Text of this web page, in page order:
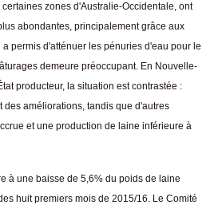
zones d'Australie-Occidentale, ont
abondantes, principalement grâce aux
permis d'atténuer les pénuries d'eau pour le
demeure préoccupant. En Nouvelle-
producteur, la situation est contrastée :
des améliorations, tandis que d'autres
et une production de laine inférieure à
à une baisse de 5,6% du poids de laine
huit premiers mois de 2015/16. Le Comité